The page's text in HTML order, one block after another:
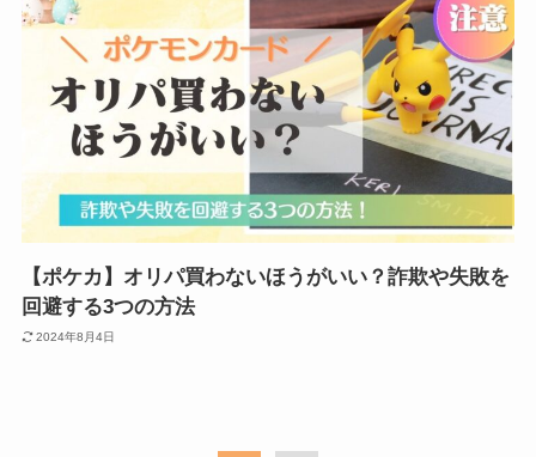
【ポケカ】オリパ買わないほうがいい？詐欺や失敗を
回避する3つの方法
2024年8月4日